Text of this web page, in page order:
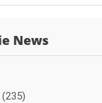
News
(235)